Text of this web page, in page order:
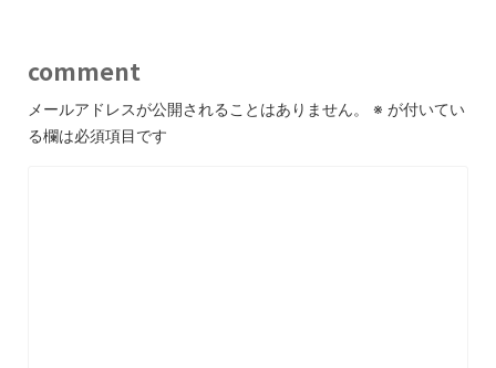
comment
メールアドレスが公開されることはありません。 ※ が付いてい
る欄は必須項目です